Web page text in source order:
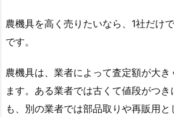
農機具を高く売りたいなら、1社だけ
です。
農機具は、業者によって査定額が大き
ます。ある業者では古くて値段がつき
も、別の業者では部品取りや再販用と